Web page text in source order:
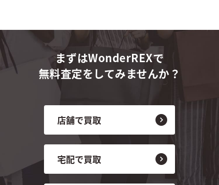
まずはWonderREXで
無料査定をしてみませんか？
店舗で買取
宅配で買取